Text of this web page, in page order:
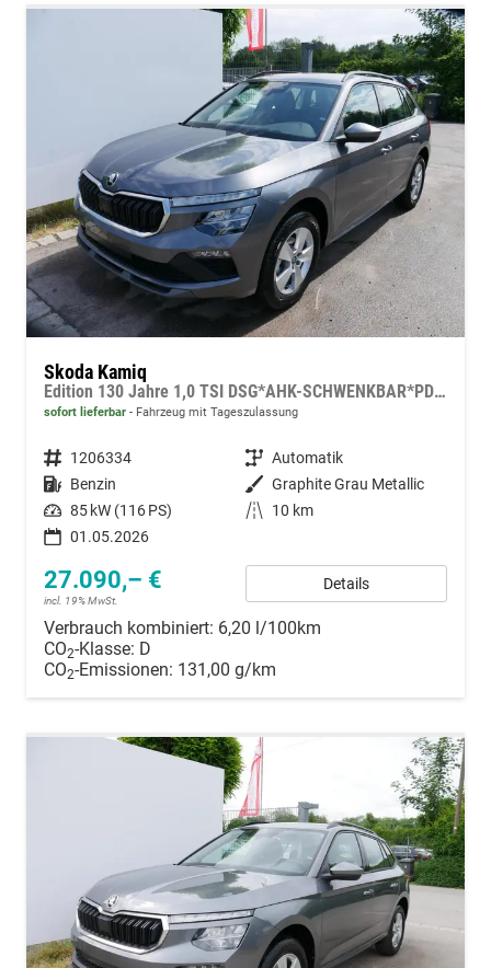
Skoda Kamiq
Edition 130 Jahre 1,0 TSI DSG*AHK-SCHWENKBAR*PDC-HI*KAMERA*LED*SHZ*TEMPOMAT
sofort lieferbar Fahrzeug mit Tageszulassung
Fahrzeugnummer 1206334 Getriebe Automatik
Kraftstoff Benzin Außenfarbe Graphite Grau Metallic
Leistung 85 kW (116 PS) Kilometerstand
10 km
01.05.2026
27.090,– €
incl. 19% MwSt.
Details
Verbrauch kombiniert: 6,20 l/100km
CO2-Klasse: D
CO2-Emissionen: 131,00 g/km